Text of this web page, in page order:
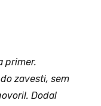
primer.
zavesti, sem
Dodal